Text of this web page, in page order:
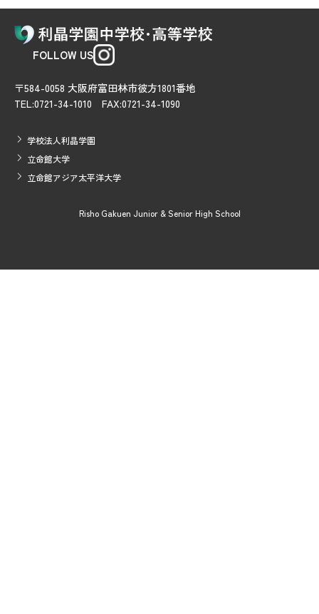
FOLLOW US
〒584-0058 大阪府富田林市彼方1801番地
TEL:0721-34-1010 FAX:0721-34-1090
学校法人利晶学園
立命館大学
立命館アジア太平洋大学
Risho Gakuen Junior & Senior High School